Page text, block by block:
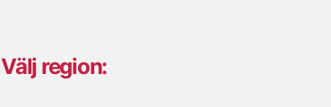
Välj region: